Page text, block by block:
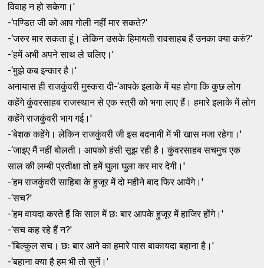
विवाह न हो सकेगा।'
-‘पण्‍डित जी को आप गोली नहीं मार सकते?'
-‘जरुर मार सकता हूं। लेकिन उसके हिमायती रावसाहब हैं उनका क्‍या करुं?'
-‘हमें अभी अपने साथ ले चलिए।'
-‘मुझे कब इन्‍कार है।'
अनायास ही राजकुंवरी मुस्‍करा दी-‘आपके इलाके में यह होगा कि कुछ लोग
कहेंगे कुंवरसाहब राजस्‍थान से एक स्‍त्री को भगा लाए हैं। हमारे इलाके में लोग
कहेंगे राजकुंवरी भाग गई।'
-‘बेशक कहेंगे। लेकिन राजकुंवरी जी इस बदनामी में भी खास मजा रहेगा।'
-‘जाइए मैं नहीं बोलती। आपको हंसी सूझ रही है। कुंवरसाहब सचमुच एक
साल की लम्‍बी प्रतीक्षा तो हमें घुला घुला कर मार देगी।'
-‘हम राजकुंवरी साहिबा के हुजूर में दो महीने बाद फिर आयेंगे।'
-‘सच?'
-‘हम वायदा करते हैं कि साल में छः बार आपके हुजूर में हाजिर होंगे।'
-‘सच कह रहे हैं न?'
-‘बिल्‍कुल सच। छः बार आने का हमारे पास बाकायदा बहाना है।'
-‘बहाना क्‍या है हम भी तो सुनें।'